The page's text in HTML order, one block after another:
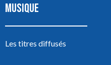
MUSIQUE
Les titres diffusés